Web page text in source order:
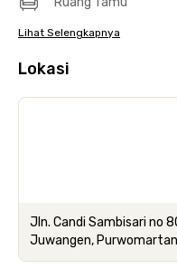
Lihat Selengkapnya
Lokasi
Jln. Candi Sambisari no
Juwangen,